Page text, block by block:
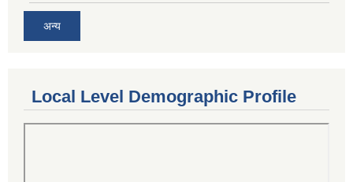
अन्य
Local Level Demographic Profile